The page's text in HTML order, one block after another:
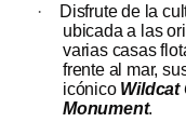
·
Disfrute de la
ubicada a las
varias casas
frente al mar,
icónico Wildcat
Monument.